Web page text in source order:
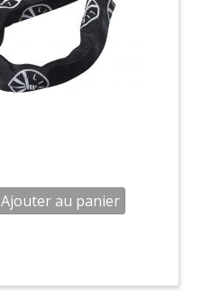
Ajouter au panier